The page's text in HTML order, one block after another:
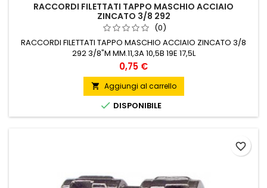
RACCORDI FILETTATI TAPPO MASCHIO ACCIAIO
ZINCATO 3/8 292
(0)
RACCORDI FILETTATI TAPPO MASCHIO ACCIAIO ZINCATO 3/8
292 3/8"M MM.11,3A 10,5B 19E 17,5L
Prezzo
0,75 €
 Aggiungi al carrello
 DISPONIBILE
favorite_border